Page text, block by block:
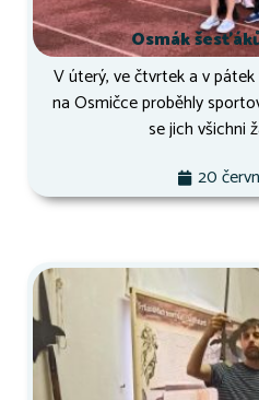
Osmák
V úterý, ve čtvrtek a v pátek
na Osmičce proběhly
se jich všichni
20